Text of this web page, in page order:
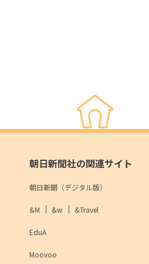
朝日新聞社の関連サイト
朝日新聞（デジタル版）
&M &w &Travel
EduA
Moovoo